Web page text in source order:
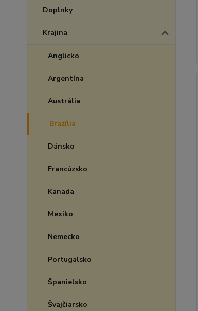
Doplnky
Krajina
Anglicko
Argentína
Austrália
Brazília
Dánsko
Francúzsko
Kanada
Mexiko
Nemecko
Portugalsko
Španielsko
Švajčiarsko